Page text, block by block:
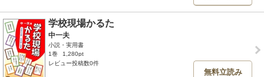
学校現場かるた
中一夫
小説・実用書
1巻
1,280pt
レビュー投稿数0件
無料立読み